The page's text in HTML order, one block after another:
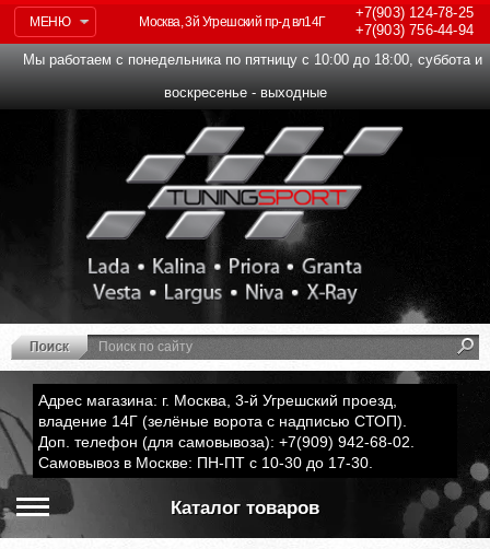
МЕНЮ
+7(903)124-78-25
+7(903)756-44-94
Москва, 3й Угрешский пр-д вл14Г
Мы работаем с понедельника по пятницу с 10:00 до 18:00, суббота и
воскресенье - выходные
Адрес магазина: г. Москва, 3-й Угрешский проезд,
владение 14Г (зелёные ворота с надписью СТОП).
Доп. телефон (для самовывоза): +7(909) 942-68-02.
Самовывоз в Москве: ПН-ПТ с 10-30 до 17-30.
Каталог товаров